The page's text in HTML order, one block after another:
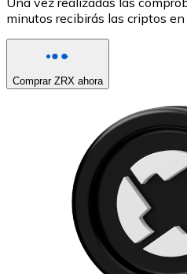
minutos recibirás las criptos en
Comprar ZRX ahora